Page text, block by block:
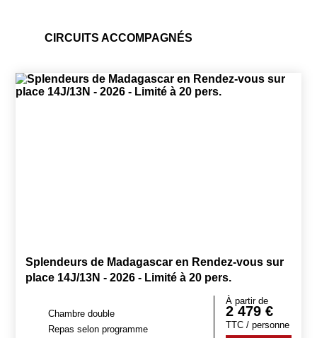
CIRCUITS ACCOMPAGNÉS
Splendeurs de Madagascar en Rendez-vous sur
place 14J/13N - 2026 - Limité à 20 pers.
Chambre double
Repas selon programme
À partir de
2 479 €
TTC / personne